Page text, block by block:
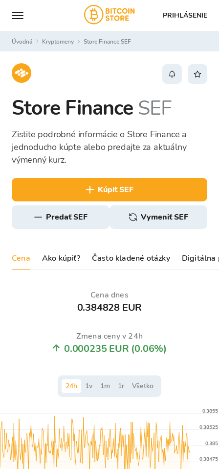
PRIHLÁSENIE
Úvodná Kryptomeny Store Finance SEF
Store Finance SEF
Zistite podrobné informácie o Store Finance a
jednoducho kúpte alebo predajte za aktuálny
výmenný kurz.
kúpiť SEF
predať SEF Vymeniť SEF
Cena Ako kúpiť? Často kladené otázky Digitálna
Cena dnes
0.384828 EUR
Zmena ceny v 24h
0.000235 EUR (0.06%)
24h 1v 1m 1r Všetko
0.38475
0.385
0.38525
0.3855